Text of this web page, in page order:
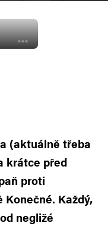
(aktuálně třeba
krátce před
proti
Každý,
negližé